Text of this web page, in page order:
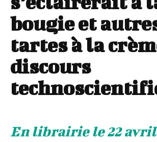
bougie et
tartes à la
discours
En librairie le 22 avril